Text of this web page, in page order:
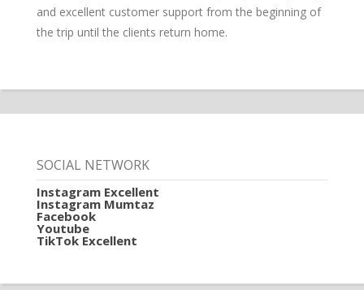
and excellent customer support from the beginning of
the trip until the clients return home.
SOCIAL NETWORK
Instagram Excellent
Instagram Mumtaz
Facebook
Youtube
TikTok Excellent